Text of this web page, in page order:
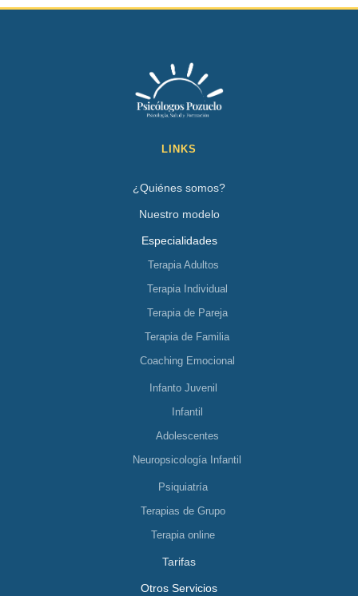
LINKS
¿Quiénes somos?
Nuestro modelo
Especialidades
Terapia Adultos
Terapia Individual
Terapia de Pareja
Terapia de Familia
Coaching Emocional
Infanto Juvenil
Infantil
Adolescentes
Neuropsicología Infantil
Psiquiatría
Terapias de Grupo
Terapia online
Tarifas
Otros Servicios